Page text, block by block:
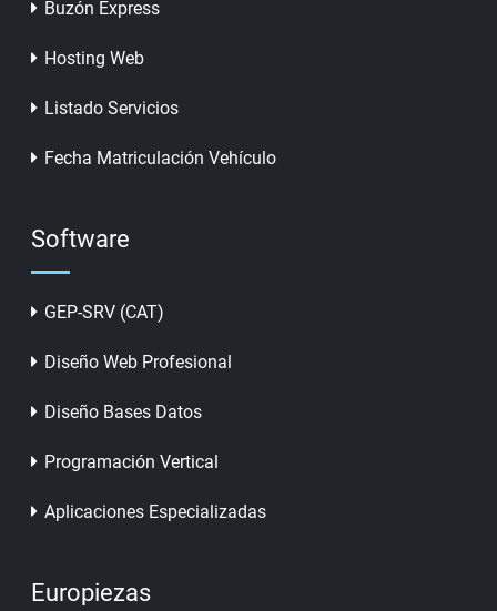
Buzón Express
Hosting Web
Listado Servicios
Fecha Matriculación Vehículo
Software
GEP-SRV (CAT)
Diseño Web Profesional
Diseño Bases Datos
Programación Vertical
Aplicaciones Especializadas
Europiezas